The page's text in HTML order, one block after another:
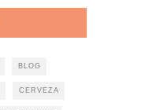
BLOG
CERVEZA